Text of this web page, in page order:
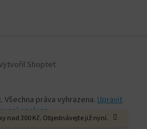
nad 300 Kč. Objednávejte již nyní.
Shoptet
. Všechna práva vyhrazena. Upravit
cookies